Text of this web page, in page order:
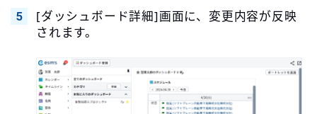
[ダッシュボード詳細]画面に、変更内容が反映
されます。